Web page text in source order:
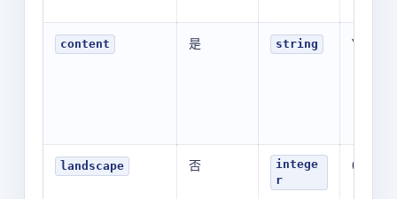
content 是 string
landscape 否
intege
r
0